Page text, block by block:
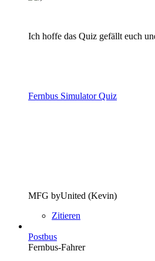
Ich hoffe das Quiz gefällt euch
Fernbus Simulator Quiz
MFG byUnited (Kevin)
Zitieren
Postbus
Fernbus-Fahrer